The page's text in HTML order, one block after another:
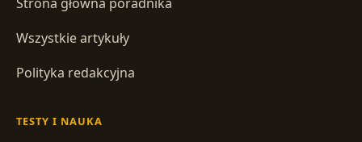
Wszystkie artykuły
Polityka redakcyjna
TESTY I NAUKA